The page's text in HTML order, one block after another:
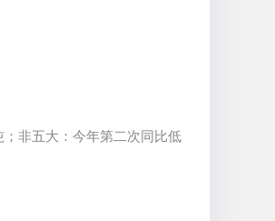
非五大：今年第二次同比低